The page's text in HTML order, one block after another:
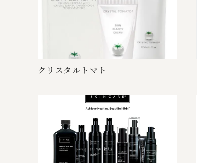
クリスタ ル ト マ ト